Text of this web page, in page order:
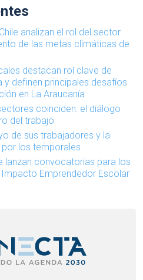
analizan el rol del sector
de las metas climáticas de
destacan rol clave de
y definen principales desafíos
en La Araucanía
coinciden: el diálogo
del trabajo
de sus trabajadores y la
los temporales
lanzan convocatorias para los
Emprendedor Escolar